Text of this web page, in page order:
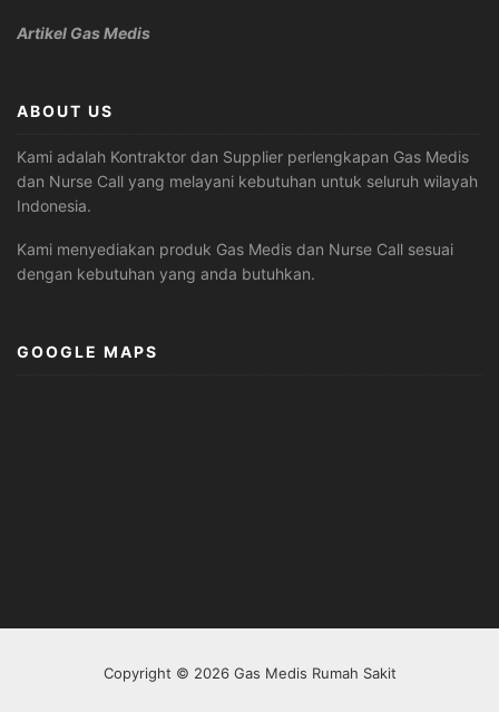
Artikel Gas Medis
ABOUT US
Kami adalah Kontraktor dan Supplier perlengkapan Gas Medis
dan Nurse Call yang melayani kebutuhan untuk seluruh wilayah
Indonesia.
Kami menyediakan produk Gas Medis dan Nurse Call sesuai
dengan kebutuhan yang anda butuhkan.
GOOGLE MAPS
Copyright © 2026 Gas Medis Rumah Sakit